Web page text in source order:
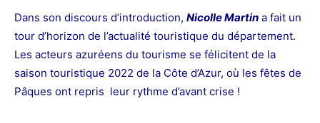
Dans son discours d’introduction, NicolleMartin a fait un
tour d’horizon de l’actualité touristique du département.
Les acteurs azuréens du tourisme se félicitent de la
saison touristique 2022 de la Côte d’Azur, où les fêtes de
Pâques ont repris leur rythme d’avant crise !